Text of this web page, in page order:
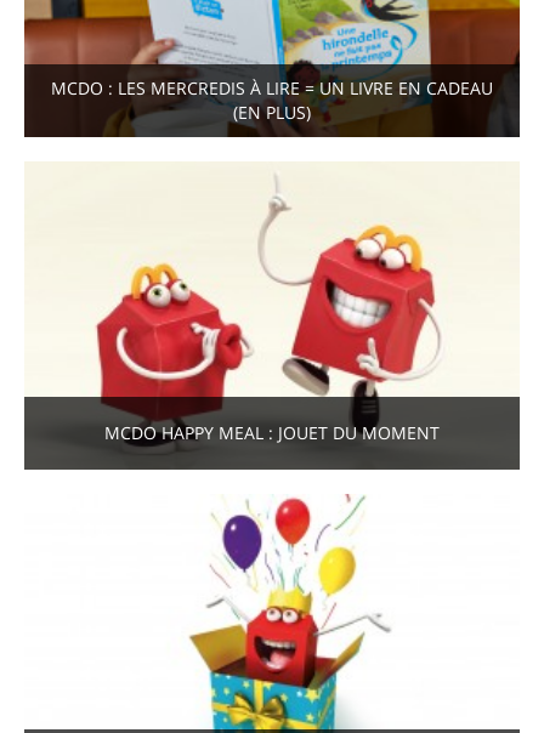
MCDO : LES MERCREDIS À LIRE = UN LIVRE EN CADEAU
(EN PLUS)
MCDO HAPPY MEAL : JOUET DU MOMENT